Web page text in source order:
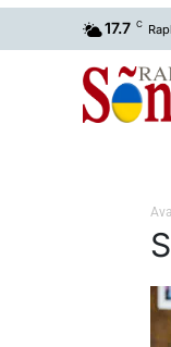
17.7 C